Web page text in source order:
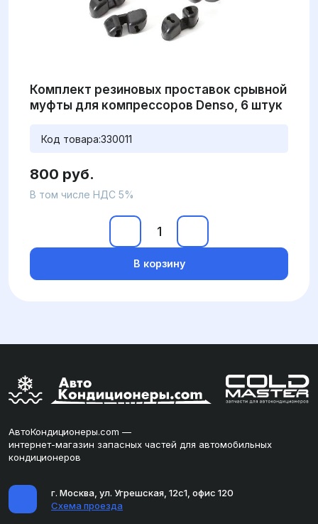
Комплект резиновых проставок срывной
муфты для компрессоров Denso, 6 штук
Код товара:330011
800 руб.
В том числе НДС 5%
В корзину
АвтоКондиционеры.com —
интернет-магазин запасных частей для автомобильных
кондиционеров
г. Москва, ул. Угрешская, 12с1, офис 120
Схема проезда